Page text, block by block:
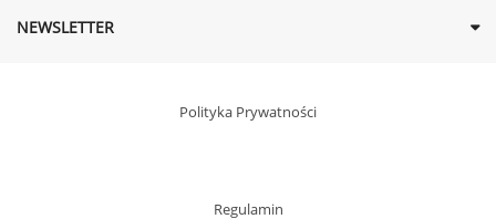
NEWSLETTER
Polityka Prywatności
Regulamin